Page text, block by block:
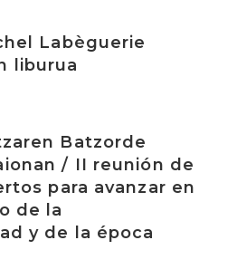
Labèguerie
liburua
Batzorde
/ II reunión de
para avanzar en
de la
y de la época